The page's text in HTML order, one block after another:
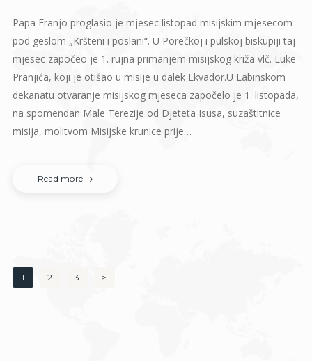
Papa Franjo proglasio je mjesec listopad misijskim mjesecom
pod geslom „Kršteni i poslani“. U Porečkoj i pulskoj biskupiji taj
mjesec započeo je 1. rujna primanjem misijskog križa vlč. Luke
Pranjića, koji je otišao u misije u dalek Ekvador.U Labinskom
dekanatu otvaranje misijskog mjeseca započelo je 1. listopada,
na spomendan Male Terezije od Djeteta Isusa, suzaštitnice
misija, molitvom Misijske krunice prije…
Read more
Posts
PAGE
1 PAGE
2 PAGE
3 >